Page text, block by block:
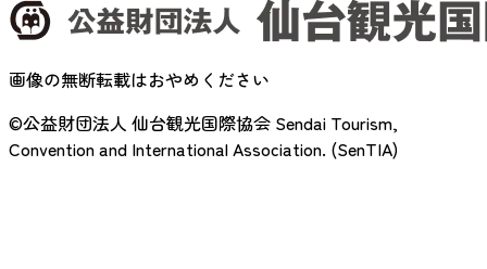
画像の無断転載はおやめください
©公益財団法人 仙台観光国際協会 Sendai Tourism,
Convention and International Association. (SenTIA)